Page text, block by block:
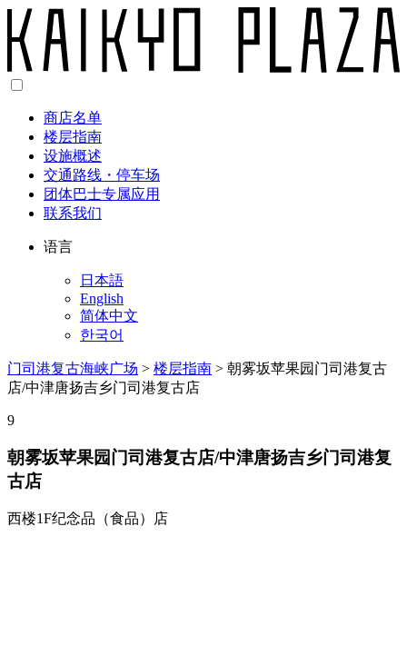
商店名单
楼层指南
设施概述
交通路线・停车场
团体巴士专属应用
联系我们
语言
日本語
English
简体中文
한국어
门司港复古海峡广场 > 楼层指南 > 朝雾坂苹果园门司港复古
店/中津唐扬吉乡门司港复古店
9
朝雾坂苹果园门司港复古店/中津唐扬吉乡门司港复
古店
西楼1F纪念品（食品）店